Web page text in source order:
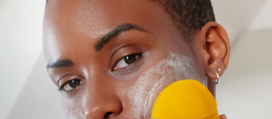
Meine Geräte
Meine Bestellungen
Meine Adressen
Meine Abonnements
FAQ™ Pure Beauty-Tech Elixir
issa™ Teeth Whitening Set
English Deutsch
Español
Français
Italiano
Português
Svenska
Русский
Türkçe
简体中文 繁體中文